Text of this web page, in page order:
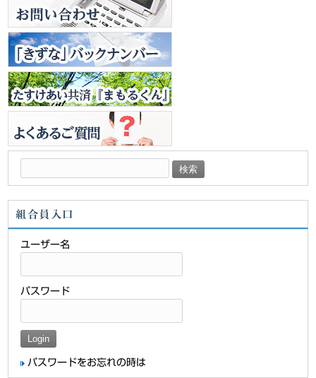
索:
組合員入口
ユーザー名
パスワード
パスワードをお忘れの時は